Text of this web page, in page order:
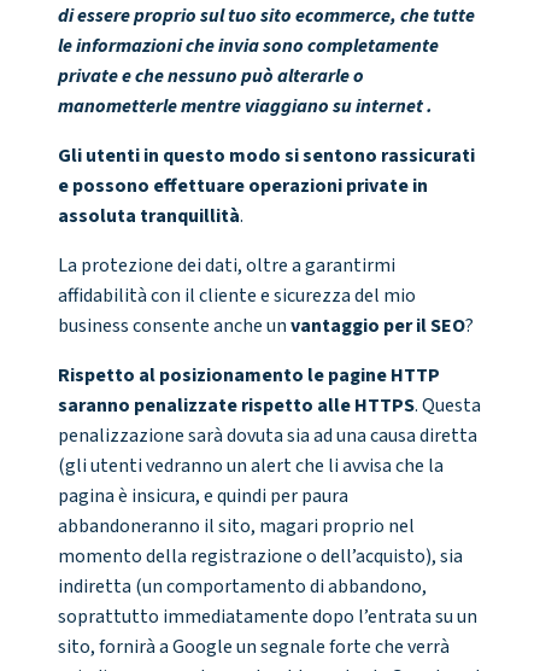
di essere proprio sul tuo sito ecommerce, che tutte
le informazioni che invia sono completamente
private e che nessuno può alterarle o
manometterle mentre viaggiano su internet .
Gli utenti in questo modo si sentono rassicurati
e possono effettuare operazioni private in
assoluta tranquillità.
La protezione dei dati, oltre a garantirmi
affidabilità con il cliente e sicurezza del mio
business consente anche unvantaggio per il SEO?
Rispetto al posizionamento le pagine HTTP
saranno penalizzate rispetto alle HTTPS. Questa
penalizzazione sarà dovuta sia ad una causa diretta
(gli utenti vedranno un alert che li avvisa che la
pagina è insicura, e quindi per paura
abbandoneranno il sito, magari proprio nel
momento della registrazione o dell’acquisto), sia
indiretta (un comportamento di abbandono,
soprattutto immediatamente dopo l’entrata su un
sito, fornirà a Google un segnale forte che verrà